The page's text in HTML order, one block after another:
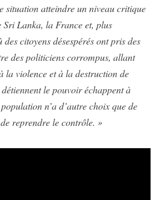
situation atteindre un niveau critique
Sri Lanka, la France et, plus
citoyens désespérés ont pris des
des politiciens corrompus, allant
la violence et à la destruction de
le pouvoir échappent à
n’a d’autre choix que de
reprendre le contrôle. »